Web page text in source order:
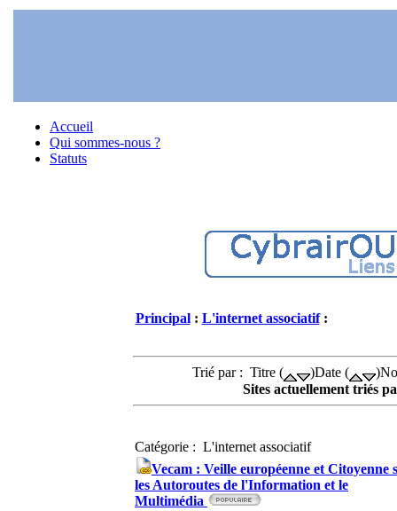
Accueil
Qui sommes-nous ?
Statuts
Principal: L'internet associatif:
Trié par : Titre ( )Date (
Sites actuellement triés
Catégorie : L'internet associatif
Vecam : Veille européenne et Citoyenne
les Autoroutes de l'Information et le
Multimédia